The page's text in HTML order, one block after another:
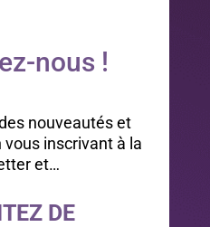
nous !
nouveautés et
inscrivant à la
et…
DE